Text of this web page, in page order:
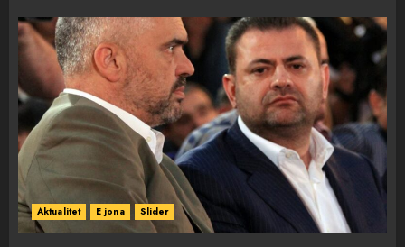
Aktualitet E jona Slider